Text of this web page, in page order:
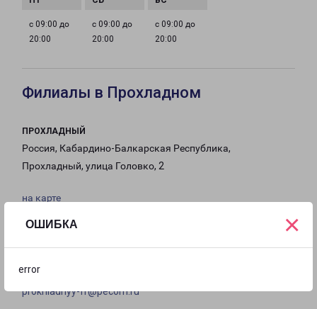
ОШИБКА
error
×
с 09:00 до
20:00
с 09:00 до
20:00
с 09:00 до
20:00
Филиалы в Прохладном
ПРОХЛАДНЫЙ
Россия, Кабардино-Балкарская Республика,
Прохладный, улица Головко, 2
на карте
ТЕЛЕФОН
8(86631) 7-01-71
EMAIL
prokhladnyy-fr@pecom.ru